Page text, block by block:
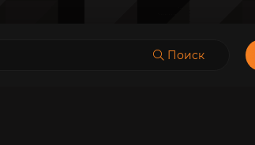
Поиск